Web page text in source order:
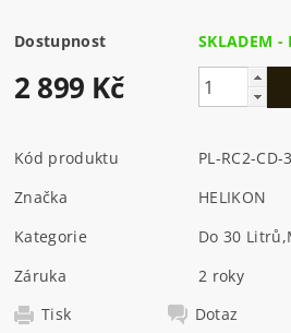
Dostupnost SKLADEM -
2 899 Kč
Kód produktu
PL-RC2-CD-
Značka
HELIKON
Kategorie
Do 30 Litrů,
Záruka
2 roky
Tisk
Dotaz